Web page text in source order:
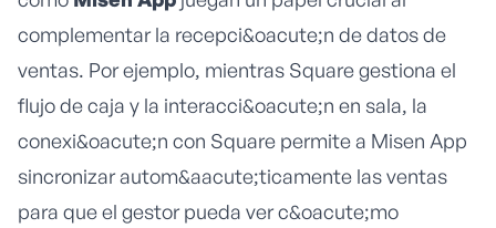
complementar la recepci&oacute;n de datos de
ventas. Por ejemplo, mientras Square gestiona el
flujo de caja y la interacci&oacute;n en sala, la
conexi&oacute;n con Square permite a Misen App
sincronizar autom&aacute;ticamente las ventas
para que el gestor pueda ver c&oacute;mo